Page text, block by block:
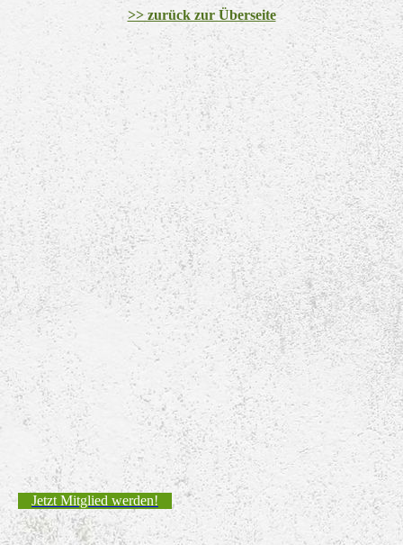
>> zurück zur Überseite
Jetzt Mitglied werden!